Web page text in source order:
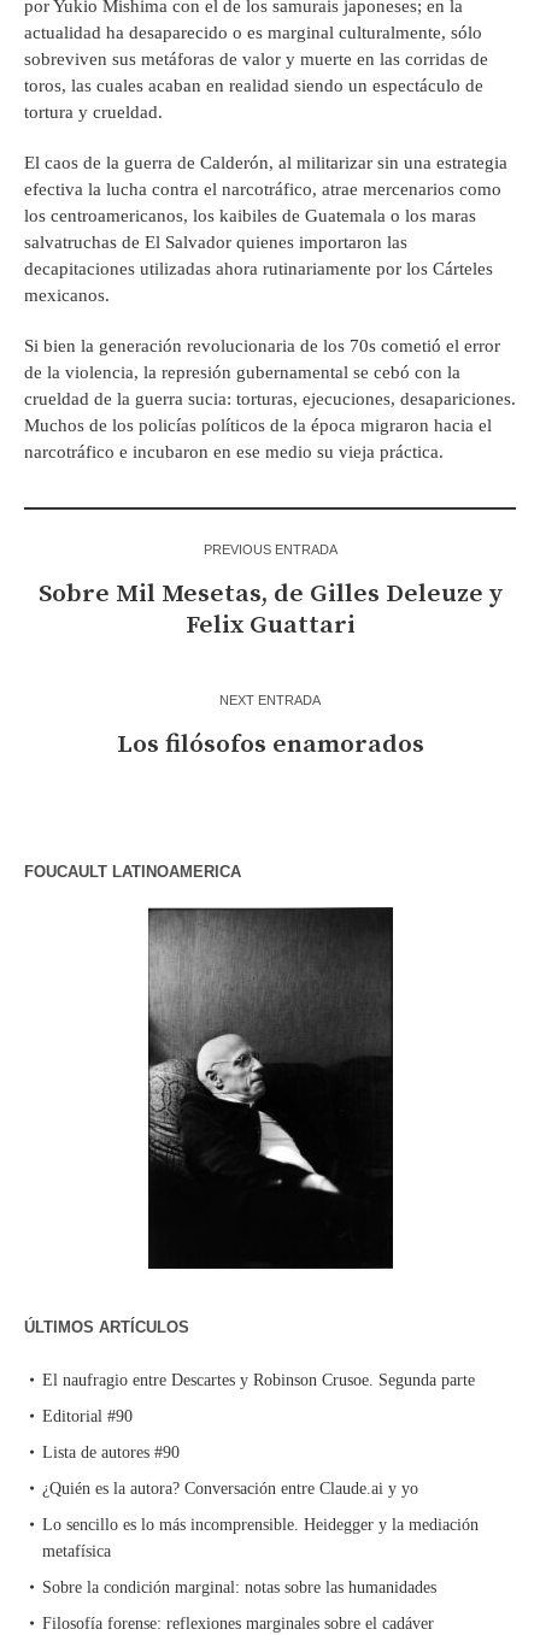
por Yukio Mishima con el de los samurais japoneses; en la
actualidad ha desaparecido o es marginal culturalmente, sólo
sobreviven sus metáforas de valor y muerte en las corridas de
toros, las cuales acaban en realidad siendo un espectáculo de
tortura y crueldad.
El caos de la guerra de Calderón, al militarizar sin una estrategia
efectiva la lucha contra el narcotráfico, atrae mercenarios como
los centroamericanos, los kaibiles de Guatemala o los maras
salvatruchas de El Salvador quienes importaron las
decapitaciones utilizadas ahora rutinariamente por los Cárteles
mexicanos.
Si bien la generación revolucionaria de los 70s cometió el error
de la violencia, la represión gubernamental se cebó con la
crueldad de la guerra sucia: torturas, ejecuciones, desapariciones.
Muchos de los policías políticos de la época migraron hacia el
narcotráfico e incubaron en ese medio su vieja práctica.
PREVIOUS ENTRADA
Sobre Mil Mesetas, de Gilles Deleuze y
Felix Guattari
NEXT ENTRADA
Los filósofos enamorados
FOUCAULT LATINOAMERICA
ÚLTIMOS ARTÍCULOS
El naufragio entre Descartes y Robinson Crusoe. Segunda parte
Editorial #90
Lista de autores #90
¿Quién es la autora? Conversación entre Claude.ai y yo
Lo sencillo es lo más incomprensible. Heidegger y la mediación
metafísica
Sobre la condición marginal: notas sobre las humanidades
Filosofía forense: reflexiones marginales sobre el cadáver